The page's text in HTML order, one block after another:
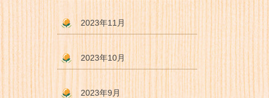
2023年11月
2023年10月
2023年9月